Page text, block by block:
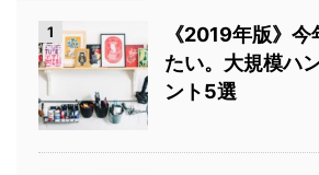
1
《2019年版》
たい。大規模ハ
ント5選